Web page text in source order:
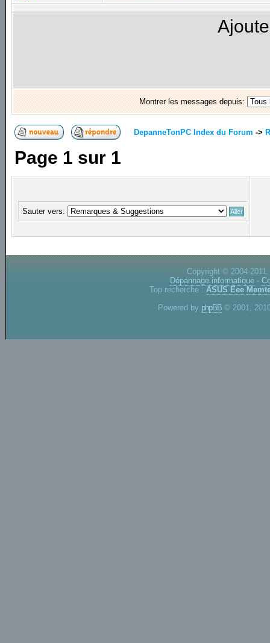
Montrer les messages depuis:
DepanneTonPC Index du Forum ->
Page 1 sur 1
Sauter vers:
Copyright © 2004-
Dépannage informatique -
Top recherche : ASUS Eee
Powered by phpBB © 2001,